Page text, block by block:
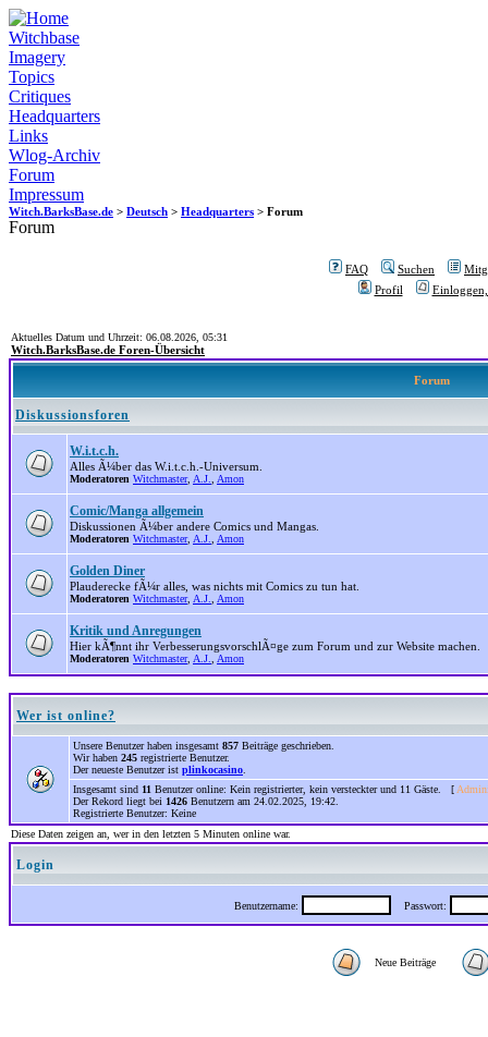
Witchbase
Imagery
Topics
Critiques
Headquarters
Links
Wlog-Archiv
Forum
Impressum
Witch.BarksBase.de > Deutsch > Headquarters > Forum
Forum
FAQ Suchen
Profil
Aktuelles Datum und Uhrzeit: 06.08.2026, 05:31
Witch.BarksBase.de Foren-Übersicht
Forum
Diskussionsforen
W.i.t.c.h.
Alles Ã¼ber das W.i.t.c.h.-Universum.
Moderatoren Witchmaster, A.J. Amon
Comic/Manga allgemein
Diskussionen Ã¼ber andere Comics und Mangas.
Moderatoren Witchmaster, A.J. Amon
Golden Diner
Plauderecke fÃ¼r alles, was nichts mit Comics zu tun hat.
Moderatoren Witchmaster, A.J. Amon
Kritik und Anregungen
Hier kÃ¶nnt ihr VerbesserungsvorschlÃ¤ge zum Forum und zur Website machen.
Moderatoren Witchmaster, A.J. Amon
Wer ist online?
Unsere Benutzer haben insgesamt 857 Beiträge geschrieben.
Wir haben 245 registrierte Benutzer.
Der neueste Benutzer ist plinkocasino
Insgesamt sind 11 Benutzer online: Kein registrierter, kein versteckter und 11 Gäste. [
Der Rekord liegt bei 1426 Benutzern am 24.02.2025, 19:42.
Registrierte Benutzer: Keine
Diese Daten zeigen an, wer in den letzten 5 Minuten online war.
Login
Benutzername: Passwort:
Neue Beiträge